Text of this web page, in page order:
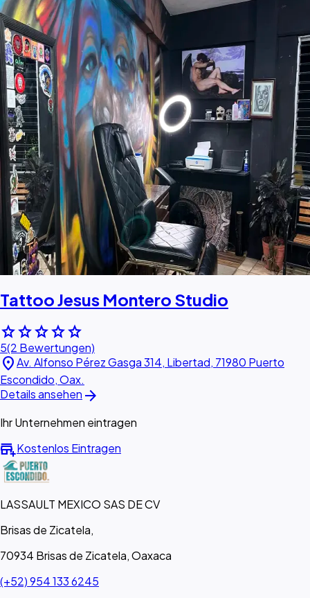
Tattoo Jesus Montero Studio
starstarstarstarstar
5(2 Bewertungen)
location_onAv. Alfonso Pérez Gasga 314, Libertad, 71980 Puerto
Escondido, Oax.
Details ansehen arrow_forward
Ihr Unternehmen eintragen
add_businessKostenlos Eintragen
LASSAULT MEXICO SAS DE CV
Brisas de Zicatela,
70934 Brisas de Zicatela, Oaxaca
(+52) 954 133 6245